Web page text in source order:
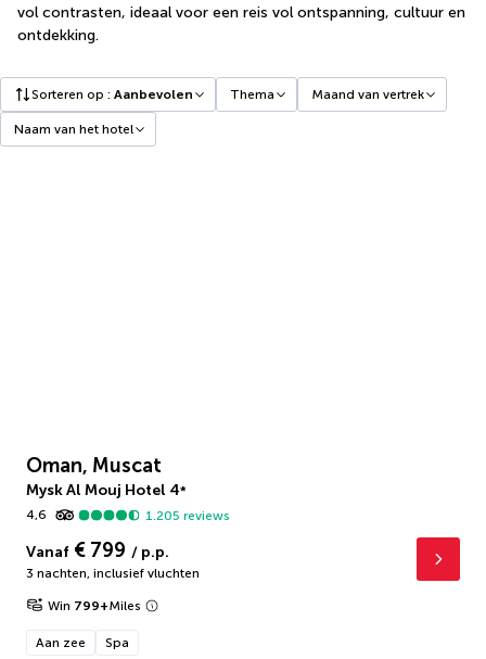
vol contrasten, ideaal voor een reis vol ontspanning, cultuur en
ontdekking.
Sorteren op : Aanbevolen Thema Maand van vertrek
Naam van het hotel
Oman, Muscat
Mysk Al Mouj Hotel 4*
4,6
1.205 reviews
Vanaf € 799 / p.p.
3 nachten, inclusief vluchten
Win 799+Miles
Aan zee Spa